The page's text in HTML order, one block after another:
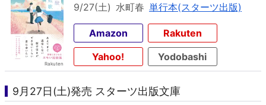
9/27(土) 水町春 単行本(スターツ出版)
Amazon
Rakuten
Yahoo!
Yodobashi
9月27日(土)発売 スターツ出版文庫